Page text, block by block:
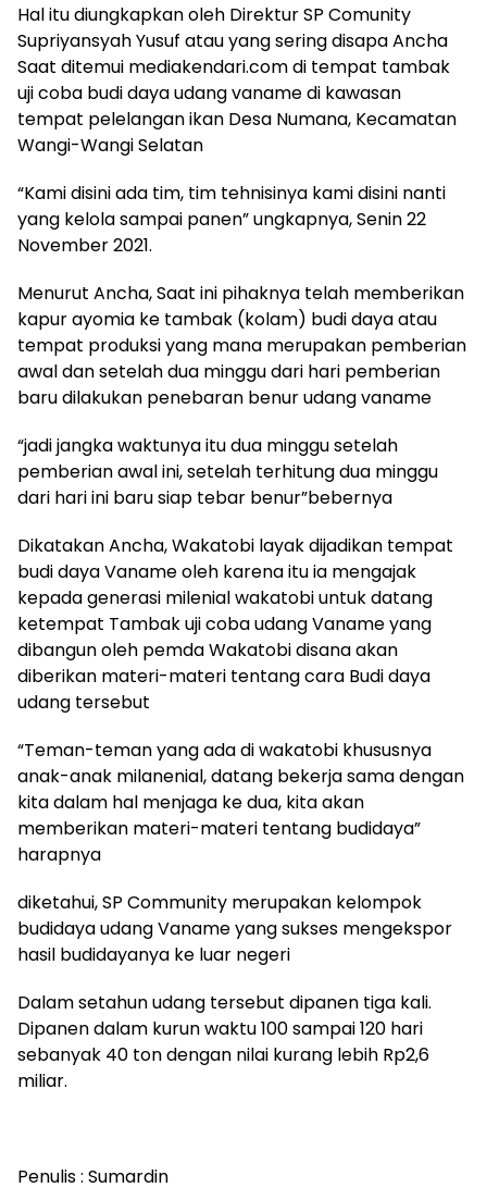
Hal itu diungkapkan oleh Direktur SP Comunity
Supriyansyah Yusuf atau yang sering disapa Ancha
Saat ditemui mediakendari.com di tempat tambak
uji coba budi daya udang vaname di kawasan
tempat pelelangan ikan Desa Numana, Kecamatan
Wangi-Wangi Selatan
“Kami disini ada tim, tim tehnisinya kami disini nanti
yang kelola sampai panen” ungkapnya, Senin 22
November 2021.
Menurut Ancha, Saat ini pihaknya telah memberikan
kapur ayomia ke tambak (kolam) budi daya atau
tempat produksi yang mana merupakan pemberian
awal dan setelah dua minggu dari hari pemberian
baru dilakukan penebaran benur udang vaname
“jadi jangka waktunya itu dua minggu setelah
pemberian awal ini, setelah terhitung dua minggu
dari hari ini baru siap tebar benur”bebernya
Dikatakan Ancha, Wakatobi layak dijadikan tempat
budi daya Vaname oleh karena itu ia mengajak
kepada generasi milenial wakatobi untuk datang
ketempat Tambak uji coba udang Vaname yang
dibangun oleh pemda Wakatobi disana akan
diberikan materi-materi tentang cara Budi daya
udang tersebut
“Teman-teman yang ada di wakatobi khususnya
anak-anak milanenial, datang bekerja sama dengan
kita dalam hal menjaga ke dua, kita akan
memberikan materi-materi tentang budidaya”
harapnya
diketahui, SP Community merupakan kelompok
budidaya udang Vaname yang sukses mengekspor
hasil budidayanya ke luar negeri
Dalam setahun udang tersebut dipanen tiga kali.
Dipanen dalam kurun waktu 100 sampai 120 hari
sebanyak 40 ton dengan nilai kurang lebih Rp2,6
miliar.
Penulis : Sumardin